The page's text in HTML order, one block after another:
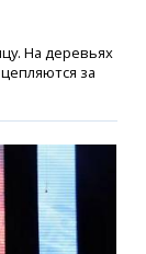
На деревьях
за